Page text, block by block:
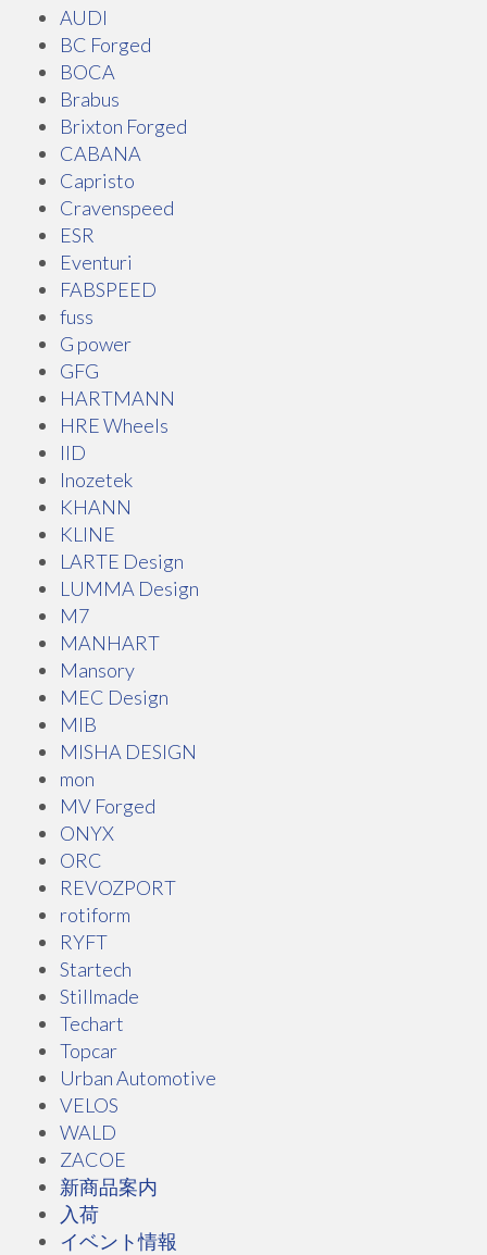
AUDI
BC Forged
BOCA
Brabus
Brixton Forged
CABANA
Capristo
Cravenspeed
ESR
Eventuri
FABSPEED
fuss
G power
GFG
HARTMANN
HRE Wheels
IID
Inozetek
KHANN
KLINE
LARTE Design
LUMMA Design
M7
MANHART
Mansory
MEC Design
MIB
MISHA DESIGN
mon
MV Forged
ONYX
ORC
REVOZPORT
rotiform
RYFT
Startech
Stillmade
Techart
Topcar
Urban Automotive
VELOS
WALD
ZACOE
新商品案内
入荷
イベント情報